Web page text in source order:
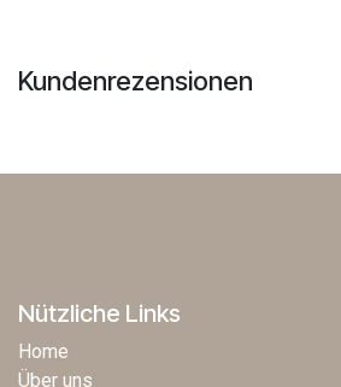
Kundenrezensionen
Nützliche Links
Home
Über uns